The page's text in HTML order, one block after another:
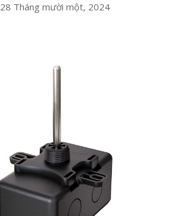
28 Tháng mười một, 2024